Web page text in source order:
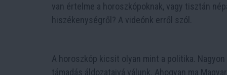
van értelme a horoszkópoknak, vagy tisztán
hiszékenységről? A videónk erről szól.
A horoszkóp kicsit olyan mint a politika.
támadás áldozataivá válunk. Ahogyan ma